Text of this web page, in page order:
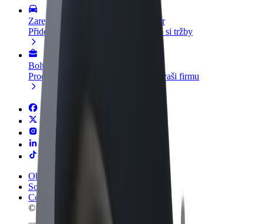
Zaregistrujte se jako flotilový partner
Přidejte svou flotilu k Boltu a zvyšte si tržby
Bolt for Business
Produkty a služby Boltu přesně pro vaši firmu
Obchodní podmínky
Soukromí
Cookies
© 2026 Bolt Technology OÜ